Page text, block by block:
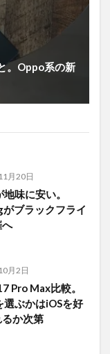
。Oppo系の新
月20日
味に安い。
がブラックフライ
月2日
Pro Max比較。
選ぶかはiOSを好
か次第